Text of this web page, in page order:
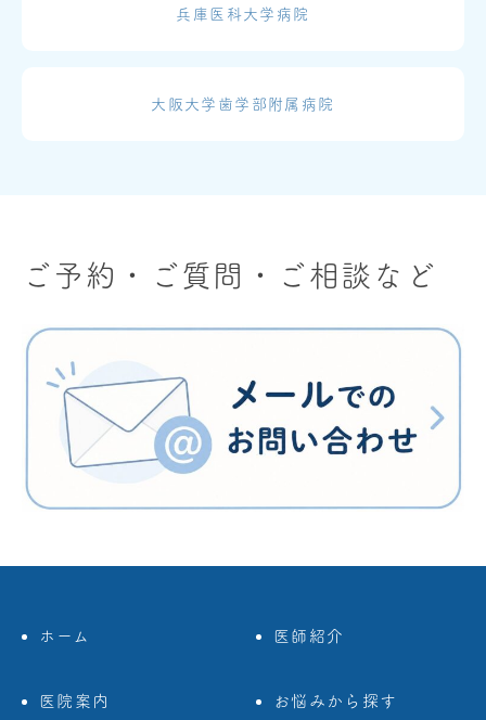
兵庫医科大学病院
大阪大学歯学部附属病院
ご予約・ご質問・ご相談など
ホーム 医師紹介
医院案内 お悩みから探す